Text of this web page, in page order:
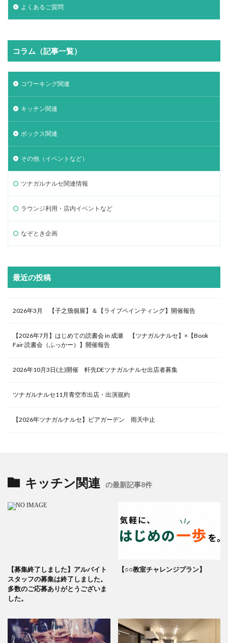
よくあるご質問
コラム（記事一覧）
コワーキング関連
キッチン関連
ボックス関連
その他（イベントなど）
ツナガルナルセ関連情報
ラウンジ利用・店内イベントなど
なぞとき企画
最近の投稿
2026年3月 【子之籏個展】＆【ライブペインティング】開催報告
【2026年7月】はじめての読書会 in 成瀬 【ツナガルナルセ】×【Book
Fair 読書会（ふっかー）】開催報告
2026年10月3日(土)開催 軒先DEツナガルナルセ出店者募集
ツナガルナルセ11月青空市出店・出演規約
【2026年ツナガルナルセ】ビアガーデン 雨天中止
キッチン関連 の最新記事8件
【募集終了しました】アルバイト
スタッフの募集は終了しました。
多数のご応募ありがとうございま
した。
【○○教室チャレンジプラン】